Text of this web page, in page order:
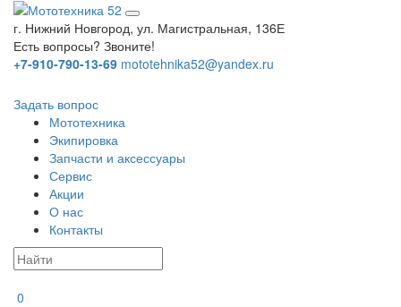
г. Нижний Новгород, ул. Магистральная, 136Е
Есть вопросы? Звоните!
+7-910-790-13-69 mototehnika52@yandex.ru
Задать вопрос
Мототехника
Экипировка
Запчасти и аксессуары
Сервис
Акции
О нас
Контакты
0